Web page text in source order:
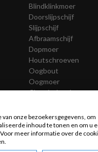
Blindklinkmoer
Doorslijpschijf
Slijpschijf
Afbraamschijf
Dopmoer
Houtschroeven
Oogbout
Oogmoer
Chemisch anker
Hollewandplug
Houtschroef
U-beugel
onze bezoekersgegevens, om
inhoud te tonen en om u
meer informatie over de